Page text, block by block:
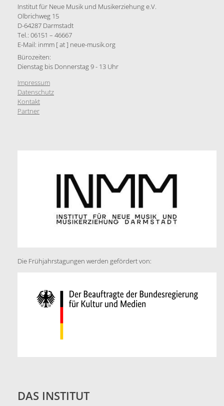
Institut für Neue Musik und Musikerziehung e.V.
Olbrichweg 15
D-64287 Darmstadt
Tel.: 06151 – 46667
E-Mail: inmm [ at ] neue-musik.org
Bürozeiten:
Dienstag bis Donnerstag 9 - 13 Uhr
Impressum
Datenschutz
Kontakt
Partner
Die Frühjahrstagungen werden gefördert von:
DAS INSTITUT